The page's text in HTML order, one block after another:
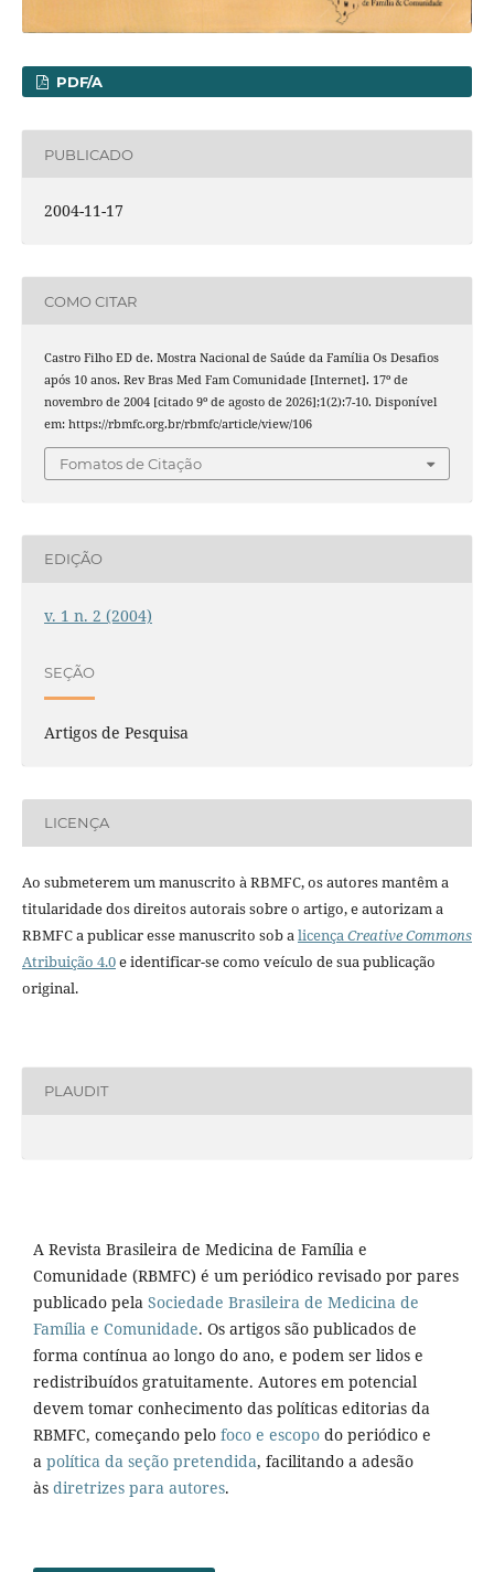
PDF/A
PUBLICADO
2004-11-17
COMO CITAR
Castro Filho ED de. Mostra Nacional de Saúde da Família Os Desafios
após 10 anos. Rev Bras Med Fam Comunidade [Internet]. 17º de
novembro de 2004 [citado 9º de agosto de 2026];1(2):7-10. Disponível
em: https://rbmfc.org.br/rbmfc/article/view/106
Fomatos de Citação
EDIÇÃO
v. 1 n. 2 (2004)
SEÇÃO
Artigos de Pesquisa
LICENÇA
Ao submeterem um manuscrito à RBMFC, os autores mantêm a
titularidade dos direitos autorais sobre o artigo, e autorizam a
RBMFC a publicar esse manuscrito sob alicençaCreative Commons
Atribuição 4.0e identificar-se como veículo de sua publicação
original.
PLAUDIT
A Revista Brasileira de Medicina de Família e
Comunidade (RBMFC) é um periódico revisado por pares
publicado pela Sociedade Brasileira de Medicina de
Família e Comunidade. Os artigos são publicados de
forma contínua ao longo do ano, e podem ser lidos e
redistribuídos gratuitamente. Autores em potencial
devem tomar conhecimento das políticas editorias da
RBMFC, começando pelo foco e escopo do periódico e
a política da seção pretendida, facilitando a adesão
às diretrizes para autores.